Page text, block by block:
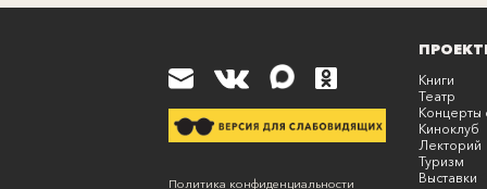
Политика конфиденциальности
Книги
Театр
Концерты
Киноклуб
Лекторий
Туризм
Выставки